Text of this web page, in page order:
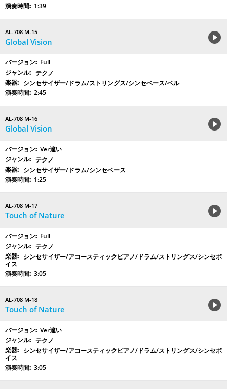
1:39
AL-708 M-15
Global Vision
Full
テクノ
シンセサイザー/ドラム/ストリングス/シンセベース/ベル
2:45
AL-708 M-16
Global Vision
Ver違い
テクノ
シンセサイザー/ドラム/シンセベース
1:25
AL-708 M-17
Touch of Nature
Full
テクノ
シンセサイザー/アコースティックピアノ/ドラム/ストリングス/シンセボ
イス
3:05
AL-708 M-18
Touch of Nature
Ver違い
テクノ
シンセサイザー/アコースティックピアノ/ドラム/ストリングス/シンセボ
イス
3:05